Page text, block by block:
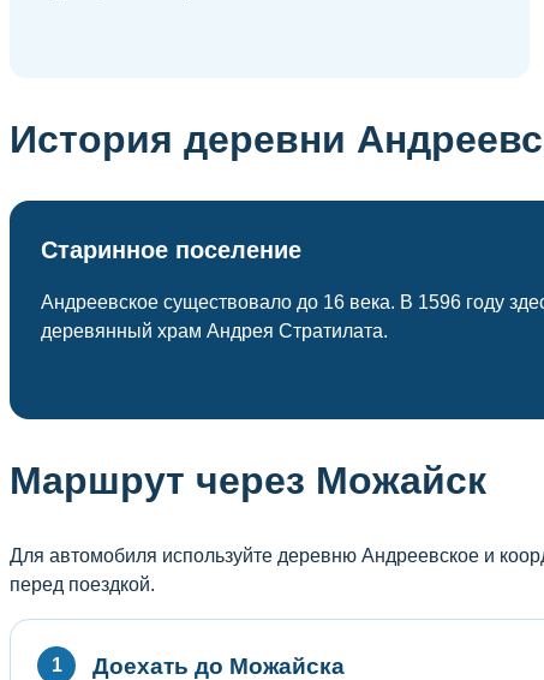
История деревни
Старинное поселение
Андреевское существовало до 16 века. В 1596 году
деревянный храм Андрея Стратилата.
Маршрут через Можайск
Для автомобиля используйте деревню Андреевское и
перед поездкой.
Доехать до Можайска